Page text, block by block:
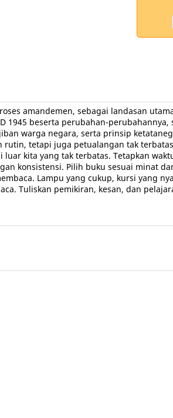
amandemen, sebagai landasan
1945 beserta perubahan-
warga negara, serta prinsip
tetapi juga petualangan tak
kita yang tak terbatas. Tetapkan
konsistensi. Pilih buku sesuai minat
Lampu yang cukup, kursi yang
Tuliskan pemikiran, kesan, dan